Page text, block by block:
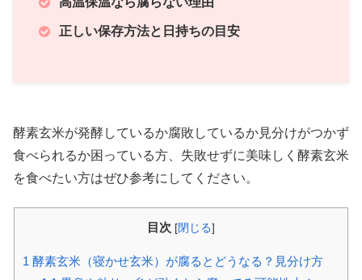
正しい保存方法と日持ちの目安
酵素玄米が発酵しているか腐敗しているか見分けがつかず
食べられるか困っている方、失敗せずに美味しく酵素玄米
を食べたい方はぜひ参考にしてください。
目次 [閉じる]
1 酵素玄米（寝かせ玄米）が腐るとどうなる？見分け方